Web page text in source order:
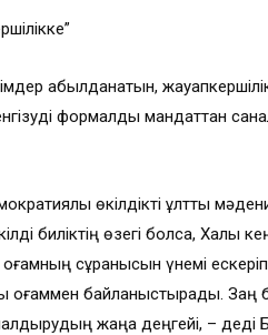
қабылданатын,
формалды мандаттан
өкілдікті ұлттық
биліктің өзегі болса, Халық
сұранысын үнемі
қоғаммен байланыстырады. Заң
жаңа деңгейі, – деді